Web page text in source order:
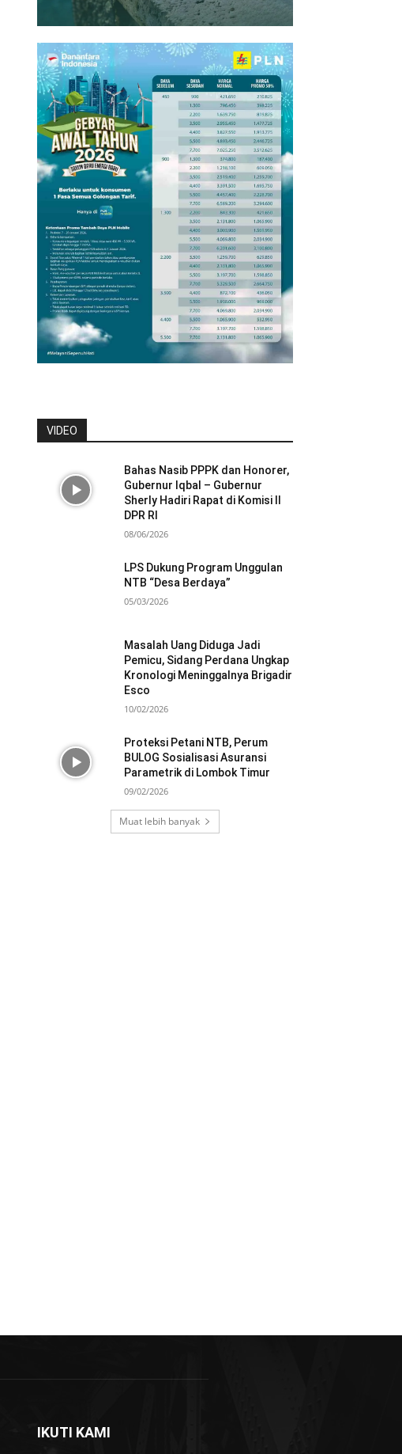
VIDEO
Bahas Nasib PPPK dan Honorer,
Gubernur Iqbal – Gubernur
Sherly Hadiri Rapat di Komisi II
DPR RI
08/06/2026
LPS Dukung Program Unggulan
NTB “Desa Berdaya”
05/03/2026
Masalah Uang Diduga Jadi
Pemicu, Sidang Perdana Ungkap
Kronologi Meninggalnya Brigadir
Esco
10/02/2026
Proteksi Petani NTB, Perum
BULOG Sosialisasi Asuransi
Parametrik di Lombok Timur
09/02/2026
Muat lebih banyak
IKUTI KAMI